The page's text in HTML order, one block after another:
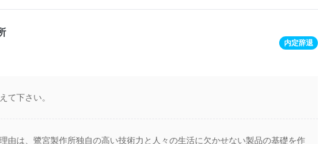
内定辞退
て下さい。
由は、鷺宮製作所独自の高い技術力と人々の生活に欠かせない製品の基礎を作